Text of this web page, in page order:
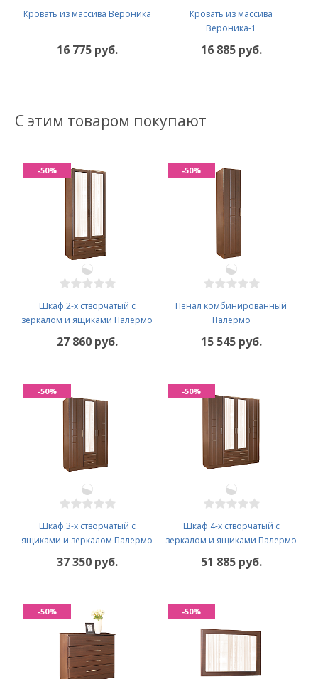
Кровать из массива Вероника
16 775 руб.
Кровать из массива
Вероника-1
16 885 руб.
С этим товаром покупают
Шкаф 2-х створчатый с
зеркалом и ящиками Палермо
27 860 руб.
-50%
Пенал комбинированный
Палермо
15 545 руб.
-50%
Шкаф 3-х створчатый с
ящиками и зеркалом Палермо
37 350 руб.
-50%
Шкаф 4-х створчатый с
зеркалом и ящиками Палермо
51 885 руб.
-50%
-50% -50%